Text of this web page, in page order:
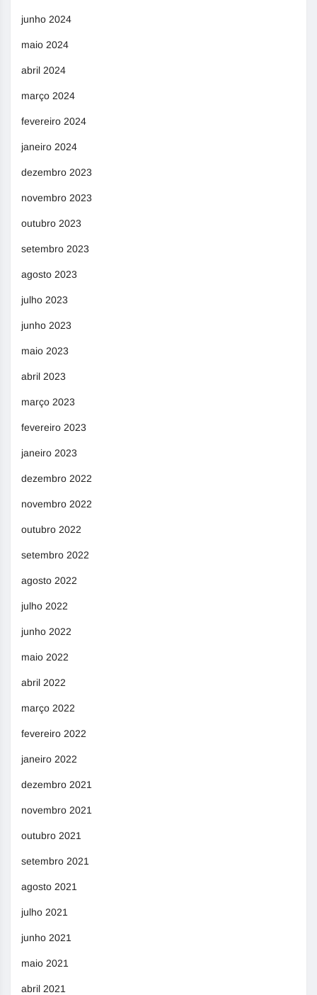
junho 2024
maio 2024
abril 2024
março 2024
fevereiro 2024
janeiro 2024
dezembro 2023
novembro 2023
outubro 2023
setembro 2023
agosto 2023
julho 2023
junho 2023
maio 2023
abril 2023
março 2023
fevereiro 2023
janeiro 2023
dezembro 2022
novembro 2022
outubro 2022
setembro 2022
agosto 2022
julho 2022
junho 2022
maio 2022
abril 2022
março 2022
fevereiro 2022
janeiro 2022
dezembro 2021
novembro 2021
outubro 2021
setembro 2021
agosto 2021
julho 2021
junho 2021
maio 2021
abril 2021